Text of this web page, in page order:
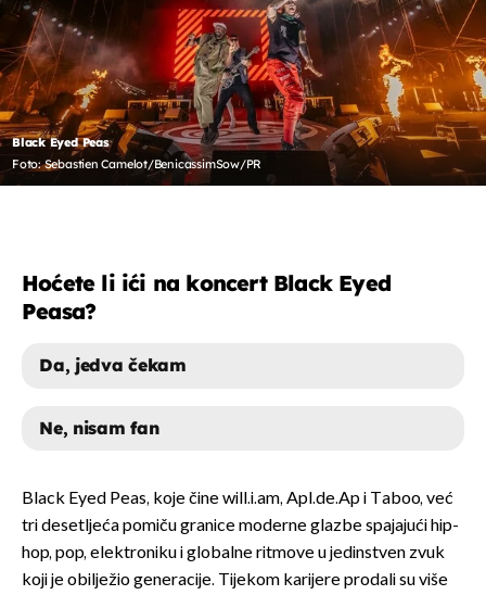
Black Eyed Peas
Foto: Sebastien Camelot/BenicassimSow/PR
Hoćete li ići na koncert Black Eyed
Peasa?
Da, jedva čekam
Ne, nisam fan
NE, NISAM FAN
Black Eyed Peas, koje čine will.i.am, Apl.de.Ap i Taboo, već
tri desetljeća pomiču granice moderne glazbe spajajući hip-
hop, pop, elektroniku i globalne ritmove u jedinstven zvuk
koji je obilježio generacije. Tijekom karijere prodali su više